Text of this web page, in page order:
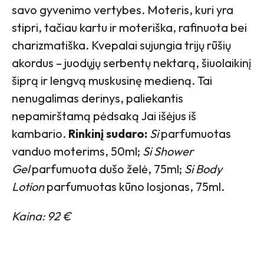
savo gyvenimo vertybes. Moteris, kuri yra
stipri, tačiau kartu ir moteriška, rafinuota bei
charizmatiška. Kvepalai sujungia trijų rūšių
akordus – juodųjų serbentų nektarą, šiuolaikinį
šiprą ir lengvą muskusinę medieną. Tai
nenugalimas derinys, paliekantis
nepamirštamą pėdsaką Jai išėjus iš
kambario. Rinkinį sudaro: Siparfumuotas
vanduo moterims, 50ml; Si Shower
Gelparfumuota dušo želė, 75ml; Si Body
Lotionparfumuotas kūno losjonas, 75ml.
Kaina: 92 €